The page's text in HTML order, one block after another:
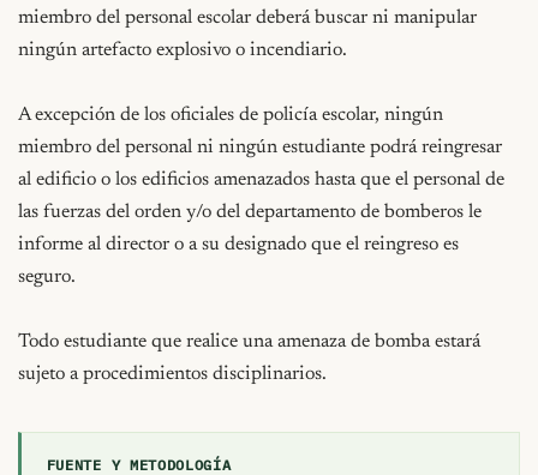
miembro del personal escolar deberá buscar ni manipular
ningún artefacto explosivo o incendiario.
A excepción de los oficiales de policía escolar, ningún
miembro del personal ni ningún estudiante podrá reingresar
al edificio o los edificios amenazados hasta que el personal de
las fuerzas del orden y/o del departamento de bomberos le
informe al director o a su designado que el reingreso es
seguro.
Todo estudiante que realice una amenaza de bomba estará
sujeto a procedimientos disciplinarios.
FUENTE Y METODOLOGÍA